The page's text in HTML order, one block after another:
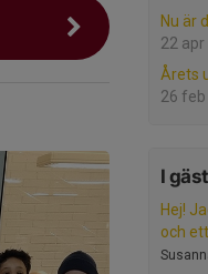
Nu är
22 apr
Årets
26 feb
I
Hej!
och